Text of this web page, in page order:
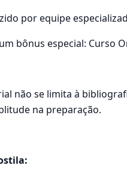
por equipe
bônus especial: Curso
não se limita à
na preparação.